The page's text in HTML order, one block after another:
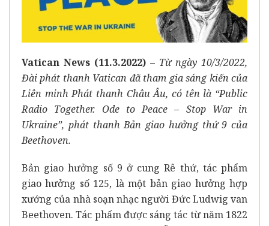
Vatican News (11.3.2022) – Từ ngày 10/3/2022,
Đài phát thanh Vatican đã tham gia sáng kiến của
Liên minh Phát thanh Châu Âu, có tên là “Public
Radio Together. Ode to Peace – Stop War in
Ukraine”, phát thanh Bản giao hưởng thứ 9 của
Beethoven.
Bản giao hưởng số 9 ở cung Rê thứ, tác phẩm
giao hưởng số 125, là một bản giao hưởng hợp
xướng của nhà soạn nhạc người Đức Ludwig van
Beethoven. Tác phẩm được sáng tác từ năm 1822